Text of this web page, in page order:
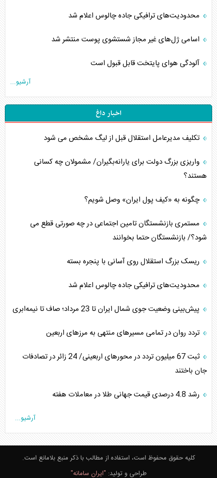
محدودیت‌های ترافیکی جاده چالوس اعلام شد
اسامی ژل‌های غیر مجاز شستشوی پوست منتشر شد
آلودگی هوای پایتخت قابل قبول است
آرشیو...
اخبار داغ
تکلیف مدیرعامل استقلال قبل از لیگ مشخص می شود
واریزی بزرگ دولت برای یارانه‌بگیران/ مشمولان چه کسانی
هستند؟
چگونه به «کیف پول ایران» وصل شویم؟
مستمری بازنشستگان تامین اجتماعی در چه صورتی قطع می
شود؟/ بازنشستگان حتما بخوانند
ریسک بزرگ استقلال روی آسانی با پنجره بسته
محدودیت‌های ترافیکی جاده چالوس اعلام شد
پیش‌بینی وضعیت جوی شمال ایران تا 23 مرداد‌؛ صاف تا نیمه‌ابری
تردد روان در تمامی مسیرهای منتهی به مرزهای اربعین
‌‌ثبت 67 میلیون تردد در محورهای اربعینی/ 24 زائر در تصادفات
جان باختند
رشد 4.8 درصدی قیمت جهانی طلا در معاملات هفته
آرشیو...
کلیه حقوق محفوظ است، استفاده از مطالب با ذکر منبع بلامانع است.
طراحی و تولید: "ایران سامانه"